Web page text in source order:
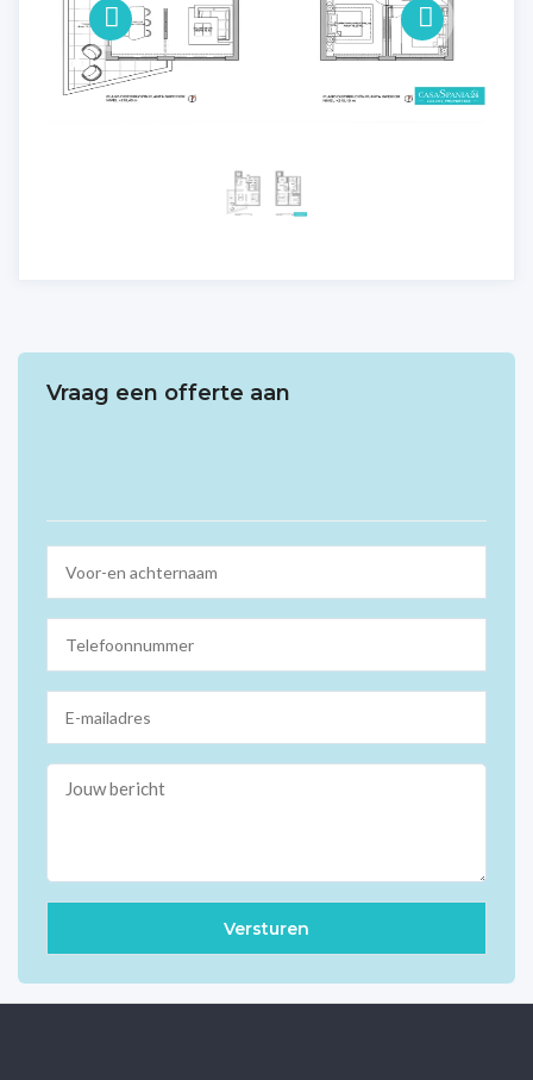
Vraag een offerte aan